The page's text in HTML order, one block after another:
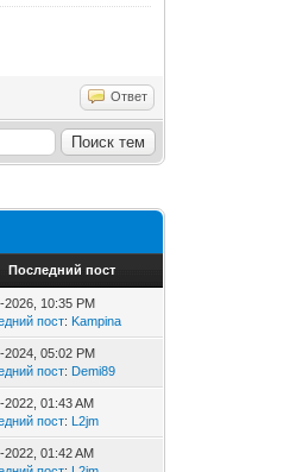
Ответ
Последний пост
2026, 10:35 PM
пост: Kampina
2024, 05:02 PM
пост: Demi89
2022, 01:43 AM
пост: L2jm
2022, 01:42 AM